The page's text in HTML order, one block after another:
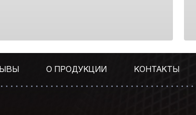
О ПРОДУКЦИИ КОНТАКТЫ